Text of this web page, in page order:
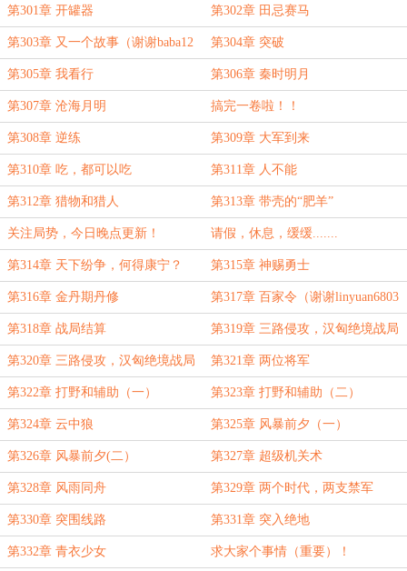
板的打赏！）
第301章 开罐器 第302章 田忌赛马
第303章 又一个故事（谢谢baba12
老板的万赏）
第304章 突破
第305章 我看行 第306章 秦时明月
第307章 沧海月明 搞完一卷啦！！
第308章 逆练 第309章 大军到来
第310章 吃，都可以吃 第311章 人不能
第312章 猎物和猎人 第313章 带壳的“肥羊”
关注局势，今日晚点更新！ 请假，休息，缓缓.......
第314章 天下纷争，何得康宁？ 第315章 神赐勇士
第316章 金丹期丹修 第317章 百家令（谢谢linyuan6803
老板的万赏）
第318章 战局结算 第319章 三路侵攻，汉匈绝境战局
（一）
第320章 三路侵攻，汉匈绝境战局
（二）
第321章 两位将军
第322章 打野和辅助（一） 第323章 打野和辅助（二）
第324章 云中狼 第325章 风暴前夕（一）
第326章 风暴前夕(二） 第327章 超级机关术
第328章 风雨同舟 第329章 两个时代，两支禁军
第330章 突围线路 第331章 突入绝地
第332章 青衣少女 求大家个事情（重要）！